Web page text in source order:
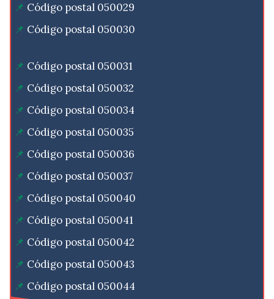
Código postal 050029
Código postal 050030
Código postal 050031
Código postal 050032
Código postal 050034
Código postal 050035
Código postal 050036
Código postal 050037
Código postal 050040
Código postal 050041
Código postal 050042
Código postal 050043
Código postal 050044